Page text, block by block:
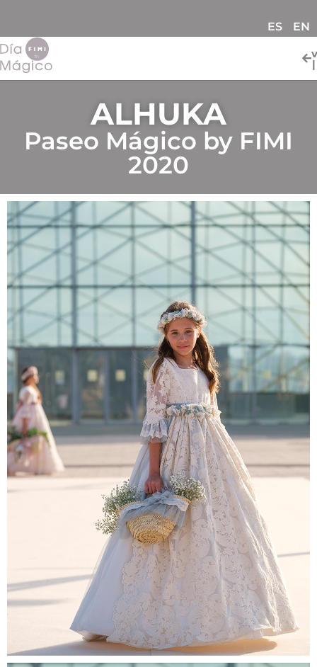
ES
EN
ALHUKA
Paseo Mágico by FIMI
2020